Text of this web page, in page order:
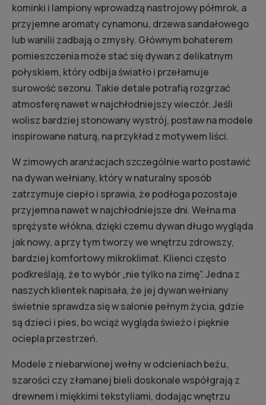
kominki i lampiony wprowadzą nastrojowy półmrok, a
przyjemne aromaty cynamonu, drzewa sandałowego
lub wanilii zadbają o zmysły. Głównym bohaterem
pomieszczenia może stać się dywan z delikatnym
połyskiem, który odbija światło i przełamuje
surowość sezonu. Takie detale potrafią rozgrzać
atmosferę nawet w najchłodniejszy wieczór. Jeśli
wolisz bardziej stonowany wystrój, postaw na modele
inspirowane naturą, na przykład z motywem liści.
W zimowych aranżacjach szczególnie warto postawić
nadywan wełniany, który w naturalny sposób
zatrzymuje ciepło i sprawia, że podłoga pozostaje
przyjemna nawet w najchłodniejsze dni. Wełna ma
sprężyste włókna, dzięki czemu dywan długo wygląda
jak nowy, a przy tym tworzy we wnętrzu zdrowszy,
bardziej komfortowy mikroklimat. Klienci często
podkreślają, że to wybór „nie tylko na zimę”. Jedna z
naszych klientek napisała, że jej dywan wełniany
świetnie sprawdza się w salonie pełnym życia, gdzie
są dzieci i pies, bo wciąż wygląda świeżo i pięknie
ociepla przestrzeń.
Modele z niebarwionej wełny w odcieniach beżu,
szarości czy złamanej bieli doskonale współgrają z
drewnem i miękkimi tekstyliami, dodając wnętrzu